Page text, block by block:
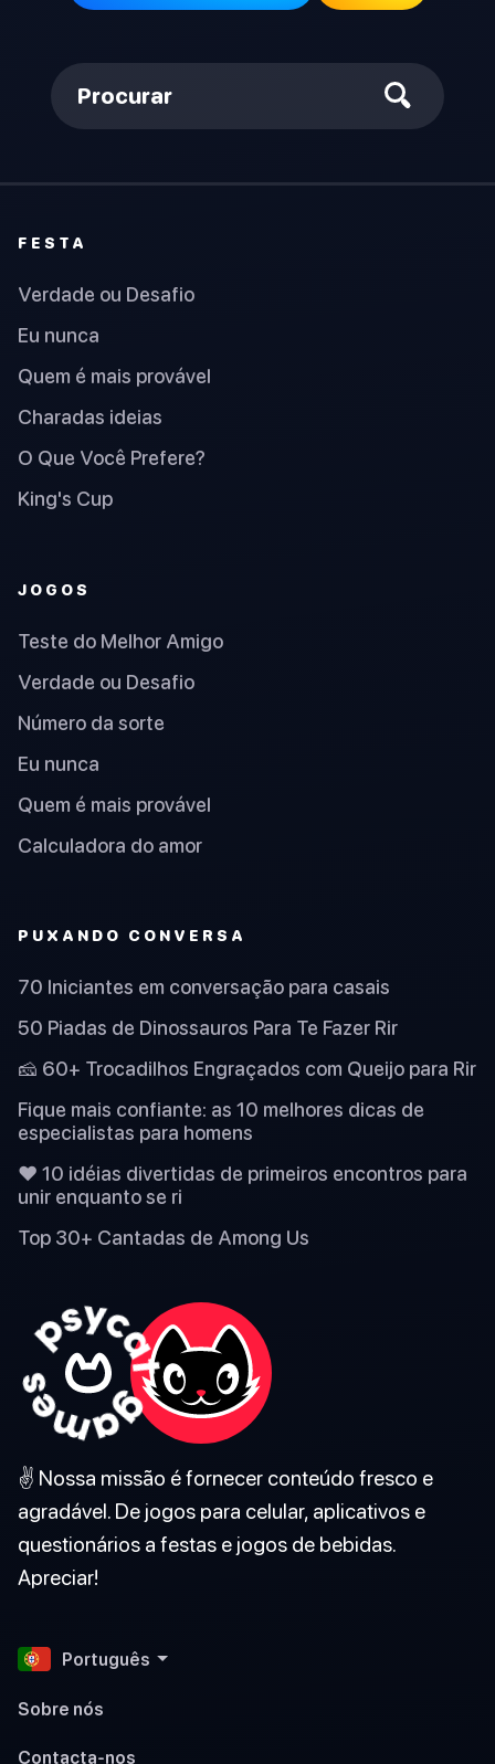
Procurar
FESTA
Verdade ou Desafio
Eu nunca
Quem é mais provável
Charadas ideias
O Que Você Prefere?
King's Cup
JOGOS
Teste do Melhor Amigo
Verdade ou Desafio
Número da sorte
Eu nunca
Quem é mais provável
Calculadora do amor
PUXANDO CONVERSA
70 Iniciantes em conversação para casais
50 Piadas de Dinossauros Para Te Fazer Rir
🧀 60+ Trocadilhos Engraçados com Queijo para Rir
Fique mais confiante: as 10 melhores dicas de
especialistas para homens
❤️ 10 idéias divertidas de primeiros encontros para
unir enquanto se ri
Top 30+ Cantadas de Among Us
✌️ Nossa missão é fornecer conteúdo fresco e
agradável. De jogos para celular, aplicativos e
questionários a festas e jogos de bebidas.
Apreciar!
Português
Sobre nós
Contacta-nos